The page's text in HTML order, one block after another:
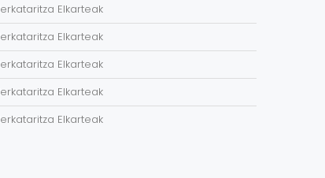
Elkarteak
Elkarteak
Elkarteak
Elkarteak
Elkarteak